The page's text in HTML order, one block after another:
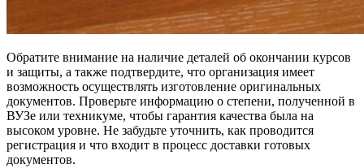
Обратите внимание на наличие деталей об окончании курсов
и защиты, а также подтвердите, что организация имеет
возможность осуществлять изготовление оригинальных
документов. Проверьте информацию о степени, полученной в
ВУЗе или техникуме, чтобы гарантия качества была на
высоком уровне. Не забудьте уточнить, как проводится
регистрация и что входит в процесс доставки готовых
документов.